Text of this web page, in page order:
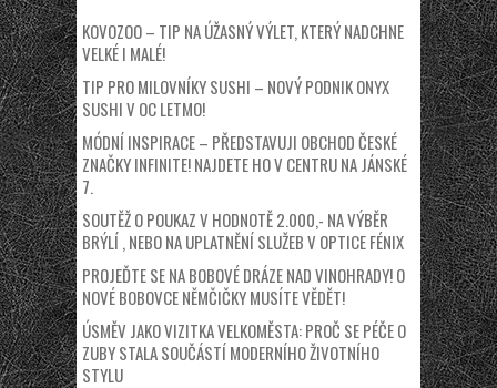
KOVOZOO – TIP NA ÚŽASNÝ VÝLET, KTERÝ NADCHNE
VELKÉ I MALÉ!
TIP PRO MILOVNÍKY SUSHI – NOVÝ PODNIK ONYX
SUSHI V OC LETMO!
MÓDNÍ INSPIRACE – PŘEDSTAVUJI OBCHOD ČESKÉ
ZNAČKY INFINITE! NAJDETE HO V CENTRU NA JÁNSKÉ
7.
SOUTĚŽ O POUKAZ V HODNOTĚ 2.000,- NA VÝBĚR
BRÝLÍ , NEBO NA UPLATNĚNÍ SLUŽEB V OPTICE FÉNIX
PROJEĎTE SE NA BOBOVÉ DRÁZE NAD VINOHRADY! O
NOVÉ BOBOVCE NĚMČIČKY MUSÍTE VĚDĚT!
ÚSMĚV JAKO VIZITKA VELKOMĚSTA: PROČ SE PÉČE O
ZUBY STALA SOUČÁSTÍ MODERNÍHO ŽIVOTNÍHO
STYLU